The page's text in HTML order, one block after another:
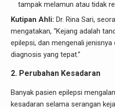
tampak melamun atau tidak
Kutipan Ahli: Dr. Rina Sari,
mengatakan, “Kejang adalah
epilepsi, dan mengenali
diagnosis yang tepat.”
2. Perubahan Kesadaran
Banyak pasien epilepsi
kesadaran selama serangan